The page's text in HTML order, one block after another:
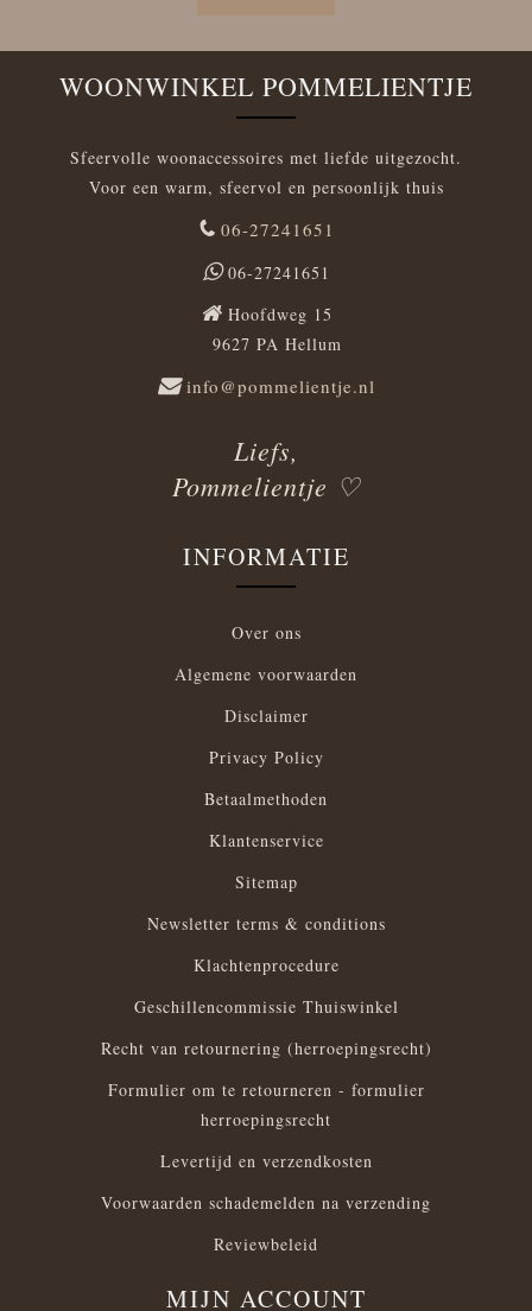
WOONWINKEL POMMELIENTJE
Sfeervolle woonaccessoires met liefde uitgezocht.
Voor een warm, sfeervol en persoonlijk thuis
06-27241651
06-27241651
Hoofdweg 15
9627 PA Hellum
info@pommelientje.nl
Liefs,
Pommelientje ♡
INFORMATIE
Over ons
Algemene voorwaarden
Disclaimer
Privacy Policy
Betaalmethoden
Klantenservice
Sitemap
Newsletter terms & conditions
Klachtenprocedure
Geschillencommissie Thuiswinkel
Recht van retournering (herroepingsrecht)
Formulier om te retourneren - formulier
herroepingsrecht
Levertijd en verzendkosten
Voorwaarden schademelden na verzending
Reviewbeleid
MIJN ACCOUNT